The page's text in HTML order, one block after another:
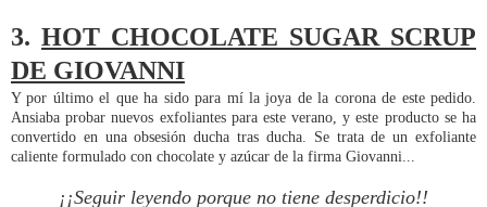
3. HOT CHOCOLATE SUGAR SCRUP
DE GIOVANNI
Y por último el que ha sido para mí la joya de la corona de este pedido.
Ansiaba probar nuevos exfoliantes para este verano, y este producto se ha
convertido en una obsesión ducha tras ducha. Se trata de un exfoliante
caliente formulado con chocolate y azúcar de la firma Giovanni...
¡¡Seguir leyendo porque no tiene desperdicio!!